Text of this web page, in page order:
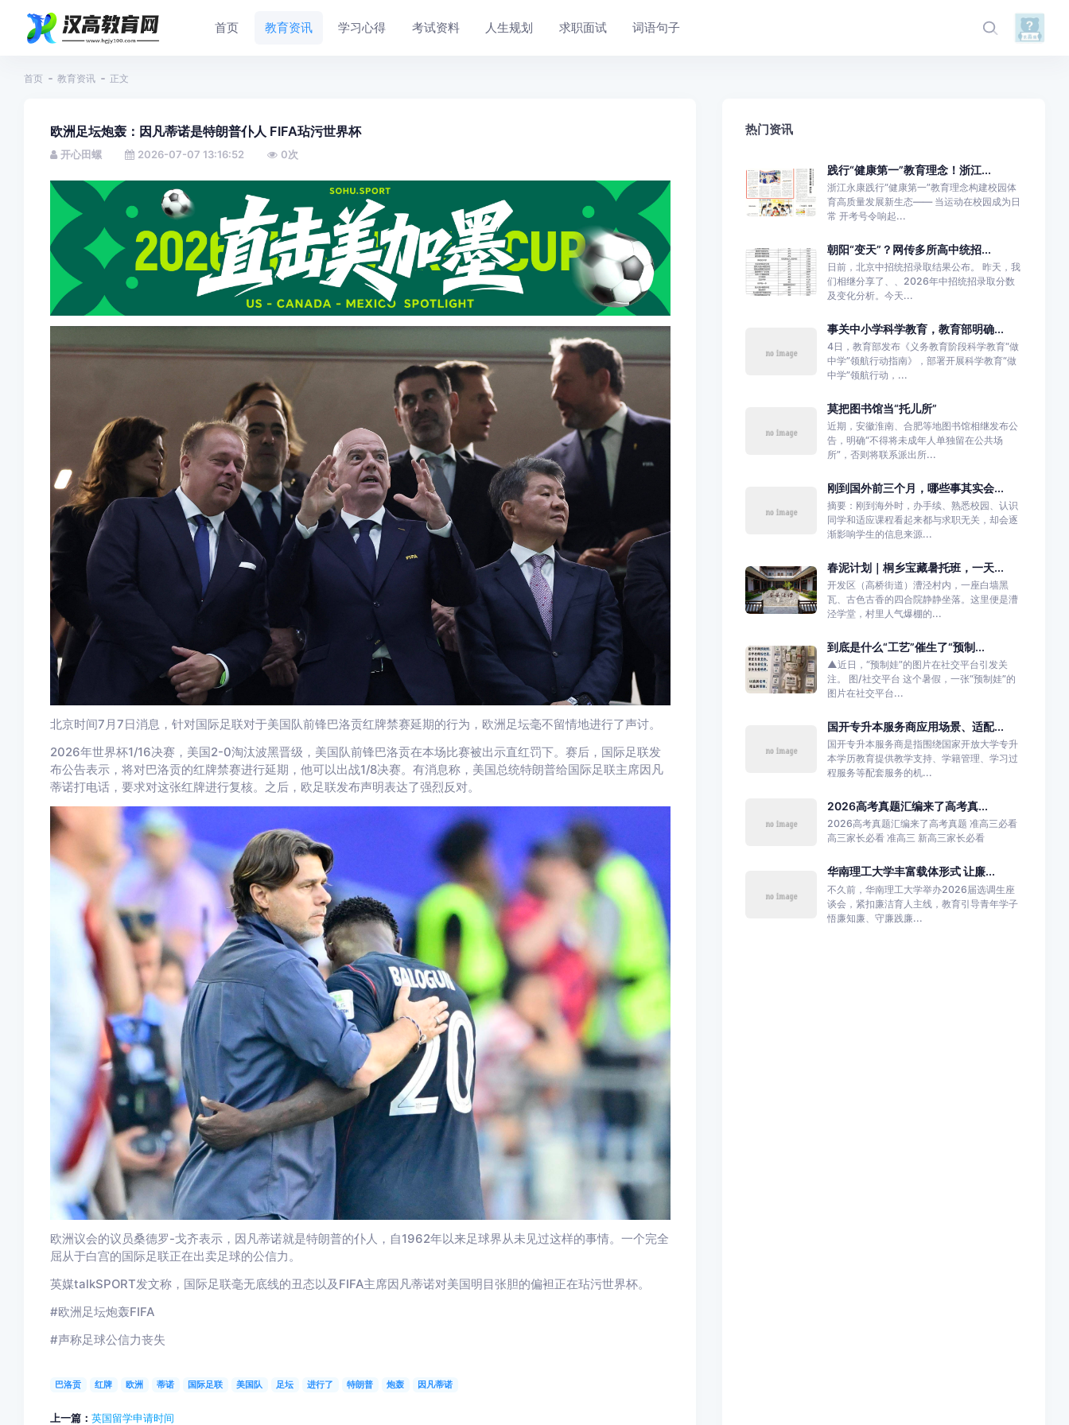
首页 教育资讯 学习心得 考试资料 人生规划 求职面试 词语句子
首页 教育资讯 正文
欧洲足坛炮轰：因凡蒂诺是特朗普仆人 FIFA玷污世界杯
开心田螺 2026-07-07 13:16:52 0次
北京时间7月7日消息，针对国际足联对于美国队前锋巴洛贡红牌禁赛延期的行为，欧洲足坛毫不留情地进行了声讨。
2026年世界杯1/16决赛，美国2-0淘汰波黑晋级，美国队前锋巴洛贡在本场比赛被出示直红罚下。赛后，国际足联发
布公告表示，将对巴洛贡的红牌禁赛进行延期，他可以出战1/8决赛。有消息称，美国总统特朗普给国际足联主席因凡
蒂诺打电话，要求对这张红牌进行复核。之后，欧足联发布声明表达了强烈反对。
欧洲议会的议员桑德罗-戈齐表示，因凡蒂诺就是特朗普的仆人，自1962年以来足球界从未见过这样的事情。一个完全
屈从于白宫的国际足联正在出卖足球的公信力。
英媒talkSPORT发文称，国际足联毫无底线的丑态以及FIFA主席因凡蒂诺对美国明目张胆的偏袒正在玷污世界杯。
#欧洲足坛炮轰FIFA
#声称足球公信力丧失
巴洛贡 红牌 欧洲 蒂诺 国际足联 美国队 足坛 进行了 特朗普 炮轰 因凡蒂诺
上一篇： 英国留学申请时间
热门资讯
践行“健康第一”教育理念！浙江...
浙江永康践行“健康第一”教育理念构建校园体
育高质量发展新生态—— 当运动在校园成为日
常 开考号令响起...
朝阳“变天”？网传多所高中统招...
日前，北京中招统招录取结果公布。 昨天，我
们相继分享了、、2026年中招统招录取分数
及变化分析。今天...
事关中小学科学教育，教育部明确...
4日，教育部发布《义务教育阶段科学教育“做
中学”领航行动指南》，部署开展科学教育“做
中学”领航行动，...
莫把图书馆当“托儿所”
近期，安徽淮南、合肥等地图书馆相继发布公
告，明确“不得将未成年人单独留在公共场
所”，否则将联系派出所...
刚到国外前三个月，哪些事其实会...
摘要：刚到海外时，办手续、熟悉校园、认识
同学和适应课程看起来都与求职无关，却会逐
渐影响学生的信息来源...
春泥计划｜桐乡宝藏暑托班，一天...
开发区（高桥街道）漕泾村内，一座白墙黑
瓦、古色古香的四合院静静坐落。这里便是漕
泾学堂，村里人气爆棚的...
到底是什么“工艺”催生了“预制...
▲近日，“预制娃”的图片在社交平台引发关
注。 图/社交平台 这个暑假，一张“预制娃”的
图片在社交平台...
国开专升本服务商应用场景、适配...
国开专升本服务商是指围绕国家开放大学专升
本学历教育提供教学支持、学籍管理、学习过
程服务等配套服务的机...
2026高考真题汇编来了高考真...
2026高考真题汇编来了高考真题 准高三必看
高三家长必看 准高三 新高三家长必看
华南理工大学丰富载体形式 让廉...
不久前，华南理工大学举办2026届选调生座
谈会，紧扣廉洁育人主线，教育引导青年学子
悟廉知廉、守廉践廉...